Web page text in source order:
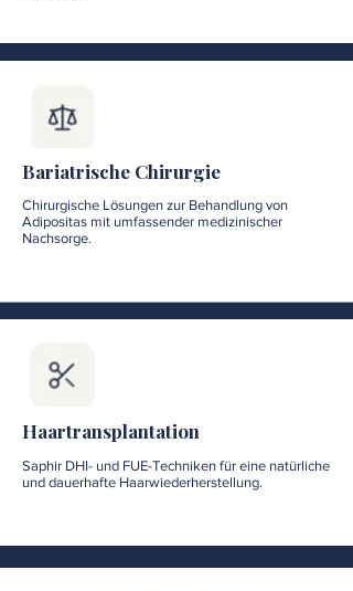
Bariatrische Chirurgie
Chirurgische Lösungen zur Behandlung von
Adipositas mit umfassender medizinischer
Nachsorge.
Haartransplantation
Saphir DHI- und FUE-Techniken für eine natürliche
und dauerhafte Haarwiederherstellung.